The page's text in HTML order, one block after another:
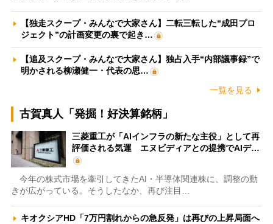
【独走スクープ・みんなで大家さん】二転三転した“成田プロ
ジェクト”の計画変更の裏で起き…
【追及スクープ・みんなで大家さん】独占入手“内部議事録”で
明かされる柳瀬健一・代表の思…
一覧を見る
古賀真人「発掘！好決算銘柄」
三菱重工が「AIインフラの新たな主役」として再
評価される気運 エヌビディアとの提携でAIデ…
今年の株式市場を牽引してきたAI・半導体関連株に、調整の動
きが広がっている。そうしたなか、再び注目…
キオクシアHD「7万円割れからの急反発」は再びの上昇局面へ